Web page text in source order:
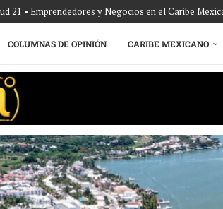
21 • Emprendedores y Negocios en el Caribe
COLUMNAS DE OPINIÓN CARIBE MEXICANO